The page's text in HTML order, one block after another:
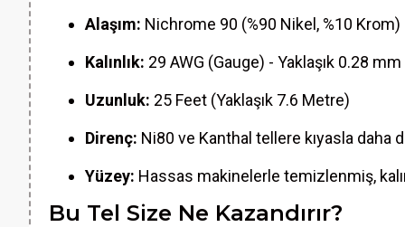
Alaşım: Nichrome 90 (%90 Nikel, %10 Krom)
Kalınlık: 29 AWG (Gauge) - Yaklaşık 0.28 mm
Uzunluk: 25 Feet (Yaklaşık 7.6 Metre)
Direnç: Ni80 ve Kanthal tellere kıyasla daha
Yüzey: Hassas makinelerle temizlenmiş,
Bu Tel Size Ne Kazandırır?